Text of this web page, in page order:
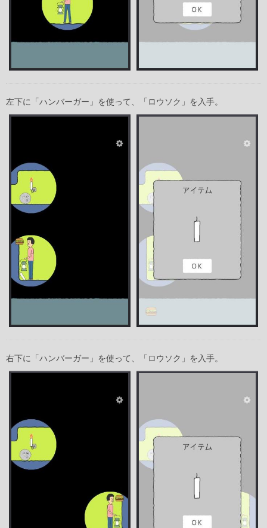
左下に「ハンバーガー」を使って、「ロウソク」を入手。
右下に「ハンバーガー」を使って、「ロウソク」を入手。